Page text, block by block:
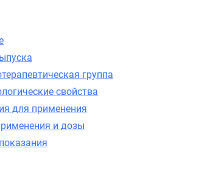
группа
свойства
для применения
и дозы